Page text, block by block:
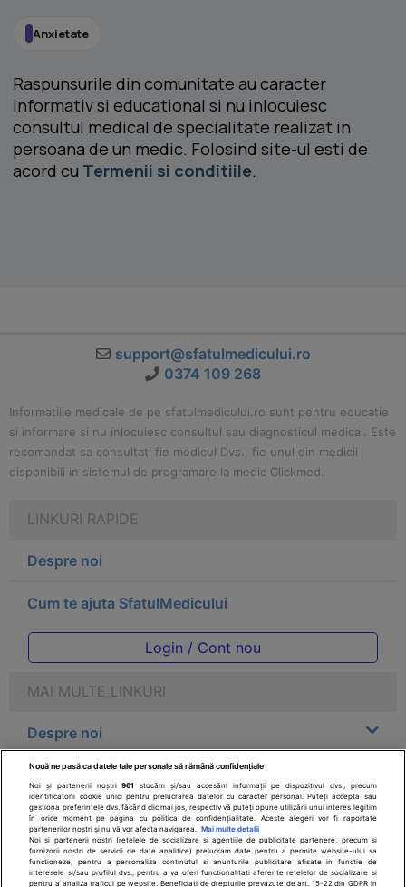
Anxietate
Raspunsurile din comunitate au caracter
informativ si educational si nu inlocuiesc
consultul medical de specialitate realizat in
persoana de un medic. Folosind site-ul esti de
acord cu Termenii si conditiile.
support@sfatulmedicului.ro
0374 109 268
Informatiile medicale de pe sfatulmedicului.ro sunt pentru educatie
si informare si nu inlocuiesc consultul sau diagnosticul medical. Este
recomandat sa consultati fie medicul Dvs., fie unul din medicii
disponibili in sistemul de programare la medic Clickmed.
LINKURI RAPIDE
Despre noi
Cum te ajuta SfatulMedicului
Login / Cont nou
MAI MULTE LINKURI
Despre noi
Legal
Drepturile consumatorului
Parteneri
Nouă ne pasă ca datele tale personale să rămână confidențiale
Noi și partenerii noștri961
stocăm și/sau accesăm informații pe dispozitivul dvs., precum
identificatorii cookie unici pentru prelucrarea datelor cu caracter personal. Puteți accepta sau
gestiona preferințele dvs. făcând clic mai jos, respectiv vă puteți opune utilizării unui interes legitim
în orice moment pe pagina cu politica de confidențialitate. Aceste alegeri vor fi raportate
partenerilor noștri și nu vă vor afecta navigarea.
Mai multe detalii
Noi si partenerii nostri (retelele de socializare si agentiile de publicitate partenere, precum si
furnizorii nostri de servicii de date analitice) prelucram date pentru a permite website-ului sa
functioneze, pentru a personaliza continutul si anunturile publicitare afisate in functie de
interesele si/sau profilul dvs., pentru a va oferi functionalitati aferente retelelor de socializare si
pentru a analiza traficul pe website. Beneficiati de drepturile prevazute de art. 15-22 din GDPR in